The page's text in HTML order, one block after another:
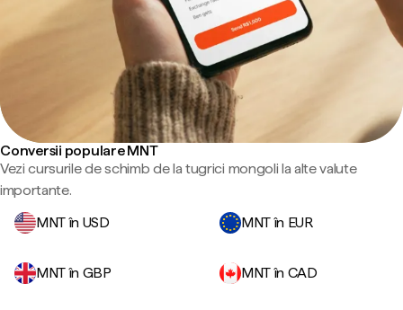
Conversii populare MNT
Vezi cursurile de schimb de la tugrici mongoli la alte valute
importante.
MNT în USD
MNT în EUR
MNT în GBP MNT în CAD